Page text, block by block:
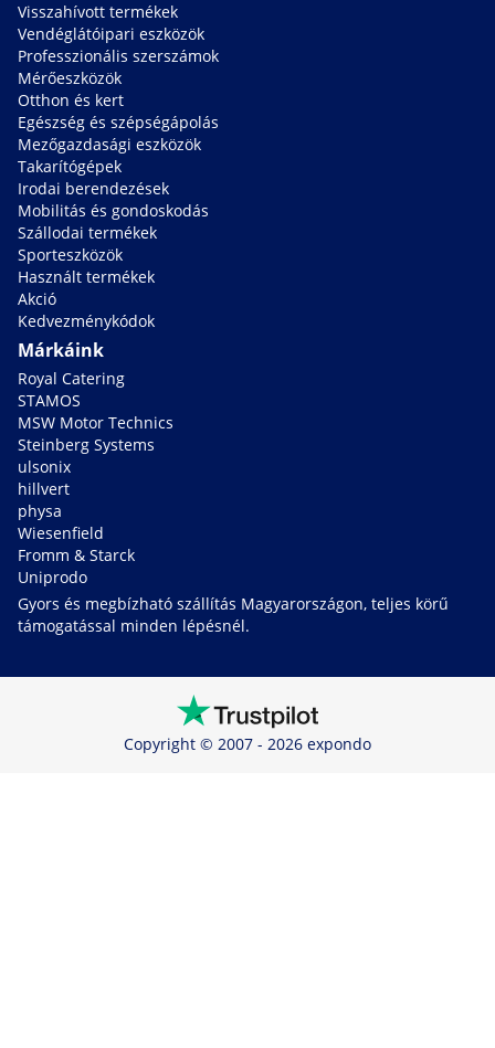
Visszahívott termékek
Vendéglátóipari eszközök
Professzionális szerszámok
Mérőeszközök
Otthon és kert
Egészség és szépségápolás
Mezőgazdasági eszközök
Takarítógépek
Irodai berendezések
Mobilitás és gondoskodás
Szállodai termékek
Sporteszközök
Használt termékek
Akció
Kedvezménykódok
Márkáink
Royal Catering
STAMOS
MSW Motor Technics
Steinberg Systems
ulsonix
hillvert
physa
Wiesenfield
Fromm & Starck
Uniprodo
Gyors és megbízható szállítás Magyarországon, teljes körű
támogatással minden lépésnél.
Copyright © 2007 - 2026 expondo